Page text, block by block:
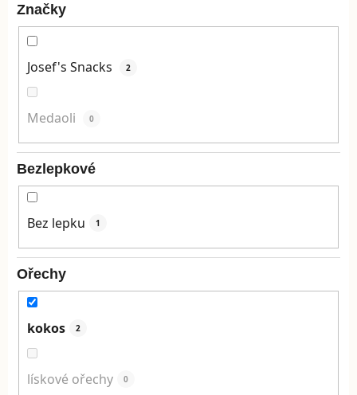
Značky
Josef's Snacks 2
Medaoli 0
Bezlepkové
Bez lepku 1
Ořechy
kokos 2
lískové ořechy 0